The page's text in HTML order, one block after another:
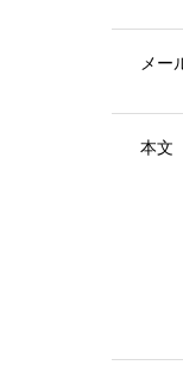
メー
本文